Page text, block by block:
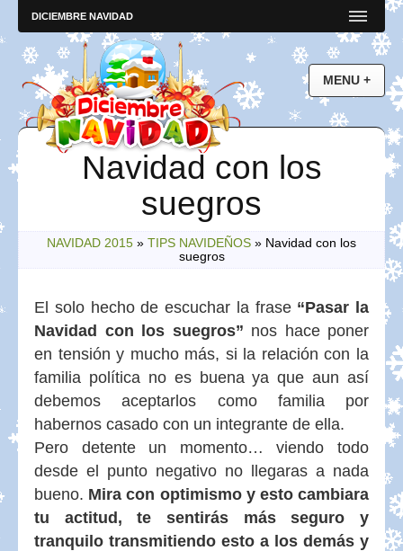
DICIEMBRE NAVIDAD
Navidad con los
suegros
NAVIDAD 2015 » TIPS NAVIDEÑOS » Navidad con los
suegros
El solo hecho de escuchar la frase “Pasar la
Navidad con los suegros” nos hace poner
en tensión y mucho más, si la relación con la
familia política no es buena ya que aun así
debemos aceptarlos como familia por
habernos casado con un integrante de ella.
Pero detente un momento… viendo todo
desde el punto negativo no llegaras a nada
bueno. Mira con optimismo y esto cambiara
tu actitud, te sentirás más seguro y
tranquilo transmitiendo esto a los demás y